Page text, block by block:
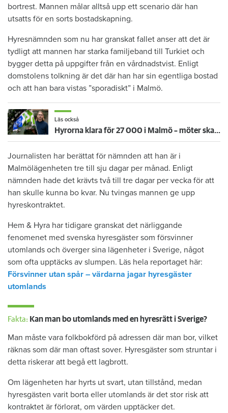
bortrest. Mannen målar alltså upp ett scenario där han
utsatts för en sorts bostadskapning.
Hyresnämnden som nu har granskat fallet anser att det är
tydligt att mannen har starka familjeband till Turkiet och
bygger detta på uppgifter från en vårdnadstvist. Enligt
domstolens tolkning är det där han har sin egentliga bostad
och att han bara vistas ”sporadiskt” i Malmö.
Läs också
Hyrorna klara för 27 000 i Malmö – möter skarp kritik: ”Inte värdigt en allmännytta”
Journalisten har berättat för nämnden att han är i
Malmölägenheten tre till sju dagar per månad. Enligt
nämnden hade det krävts två till tre dagar per vecka för att
han skulle kunna bo kvar. Nu tvingas mannen ge upp
hyreskontraktet.
Hem & Hyra har tidigare granskat det närliggande
fenomenet med svenska hyresgäster som försvinner
utomlands och överger sina lägenheter i Sverige, något
som ofta upptäcks av slumpen. Läs hela reportaget här:
Försvinner utan spår – värdarna jagar hyresgäster
utomlands
Fakta: Kan man bo utomlands med en hyresrätt i Sverige?
Man måste vara folkbokförd på adressen där man bor, vilket
räknas som där man oftast sover. Hyresgäster som struntar i
detta riskerar att begå ett lagbrott.
Om lägenheten har hyrts ut svart, utan tillstånd, medan
hyresgästen varit borta eller utomlands är det stor risk att
kontraktet är förlorat, om värden upptäcker det.